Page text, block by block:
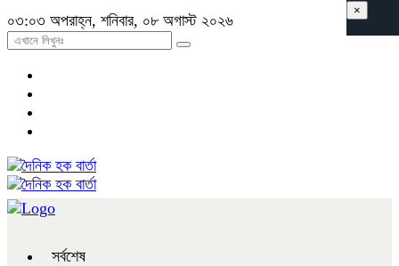
০৩:০৩ অপরাহ্ন, শনিবার, ০৮ অগাস্ট ২০২৬
সর্বশেষ
×